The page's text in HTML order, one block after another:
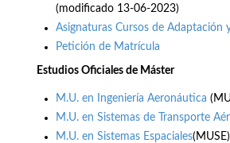
(modificado 13-06-2023)
Asignaturas Cursos de Adaptación
Petición de Matrícula
Estudios Oficiales de Máster
M.U. en Ingeniería Aeronáutica
M.U. en Sistemas de Transporte
M.U. en Sistemas Espaciales(MUSE)